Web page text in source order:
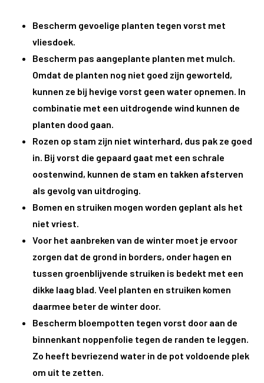
Bescherm gevoelige planten tegen vorst met
vliesdoek.
Bescherm pas aangeplante planten met mulch.
Omdat de planten nog niet goed zijn geworteld,
kunnen ze bij hevige vorst geen water opnemen. In
combinatie met een uitdrogende wind kunnen de
planten dood gaan.
Rozen op stam zijn niet winterhard, dus pak ze goed
in. Bij vorst die gepaard gaat met een schrale
oostenwind, kunnen de stam en takken afsterven
als gevolg van uitdroging.
Bomen en struiken mogen worden geplant als het
niet vriest.
Voor het aanbreken van de winter moet je ervoor
zorgen dat de grond in borders, onder hagen en
tussen groenblijvende struiken is bedekt met een
dikke laag blad. Veel planten en struiken komen
daarmee beter de winter door.
Bescherm bloempotten tegen vorst door aan de
binnenkant noppenfolie tegen de randen te leggen.
Zo heeft bevriezend water in de pot voldoende plek
om uit te zetten.